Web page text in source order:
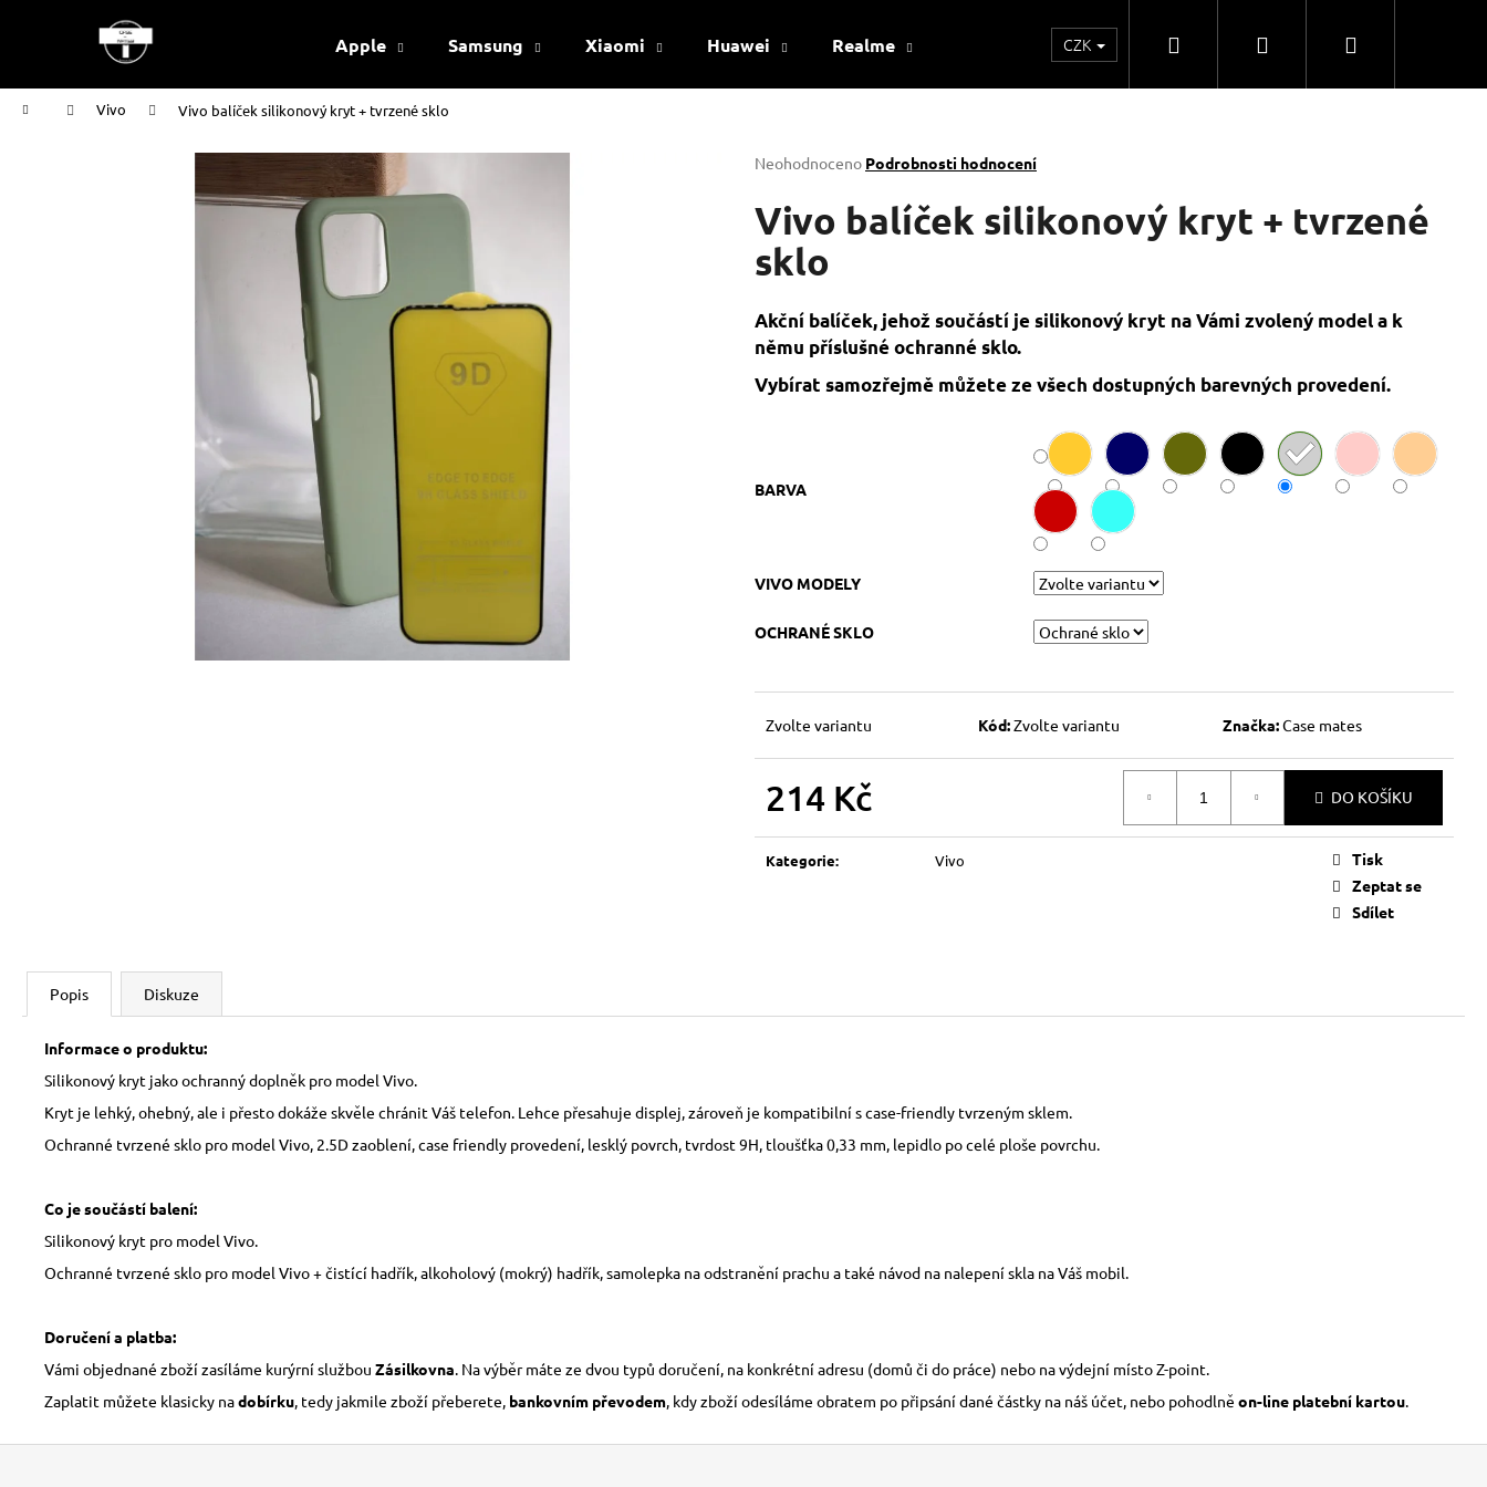
Apple Samsung Xiaomi Huawei Realme Kontakty Obchodní spolupráce
CZK Hledat PřihlášeníNákupní
Domů Vivo Vivo balíček silikonový kryt + tvrzené sklo
Průměrné
produktu
je
z
hvězdiček.
Neohodnoceno Podrobnosti hodnocení
Vivo balíček silikonový kryt + tvrzené
sklo
Akční balíček, jehož součástí je silikonový kryt na Vámi zvolený model a k
němu příslušné ochranné sklo.
Vybírat samozřejmě můžete ze všech dostupných barevných provedení.
BARVA
VIVO MODELY
OCHRANÉ SKLO
Zvolte variantu Kód:Zvolte variantu Značka:Case mates
214 Kč DO KOŠÍKU
Kategorie: Vivo
Tisk
Zeptat se
Sdílet
Popis Diskuze
Informace o produktu:
Silikonový kryt jako ochranný doplněk pro model Vivo.
Kryt je lehký, ohebný, ale i přesto dokáže skvěle chránit Váš telefon. Lehce přesahuje displej, zároveň je kompatibilní s case-friendly tvrzeným sklem.
Ochranné tvrzené sklo pro model Vivo, 2.5D zaoblení, case friendly provedení, lesklý povrch, tvrdost 9H, tloušťka 0,33 mm, lepidlo po celé ploše povrchu.
Co je součástí balení:
Silikonový kryt pro model Vivo.
Ochranné tvrzené sklo pro model Vivo + čistící hadřík, alkoholový (mokrý) hadřík, samolepka na odstranění prachu a také návod na nalepení skla na Váš mobil.
Doručení a platba:
Vámi objednané zboží zasíláme kurýrní službou Zásilkovna . Na výběr máte ze dvou typů doručení, na konkrétní adresu (domů či do práce) nebo na výdejní místo Z-point.
Zaplatit můžete klasicky nadobírku , tedy jakmile zboží přeberete, bankovním převodem , kdy zboží odesíláme obratem po připsání dané částky na náš účet, nebo pohodlně on-line platební kartou
í
Zpět
do
obchodu
Zpět
do
obchodu
HLEDAT